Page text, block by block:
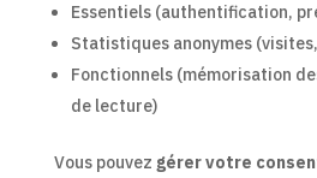
Essentiels (authentification,
Statistiques anonymes
Fonctionnels (mémorisation
de lecture)
Vous pouvez gérer votre